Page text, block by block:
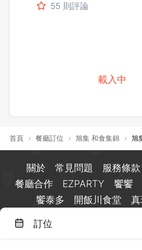
55 則評論
載入中
訂位
首頁 › 餐廳訂位 › 旭集 和食集錦 › 旭
關於 常見問題 服務條款
餐廳合作
EZPARTY 饗饗
饗泰多
開飯川食堂